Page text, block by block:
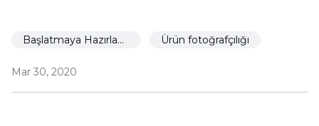
Başlatmaya Hazırlanıyor Ürün fotoğrafçılığı
Mar 30, 2020